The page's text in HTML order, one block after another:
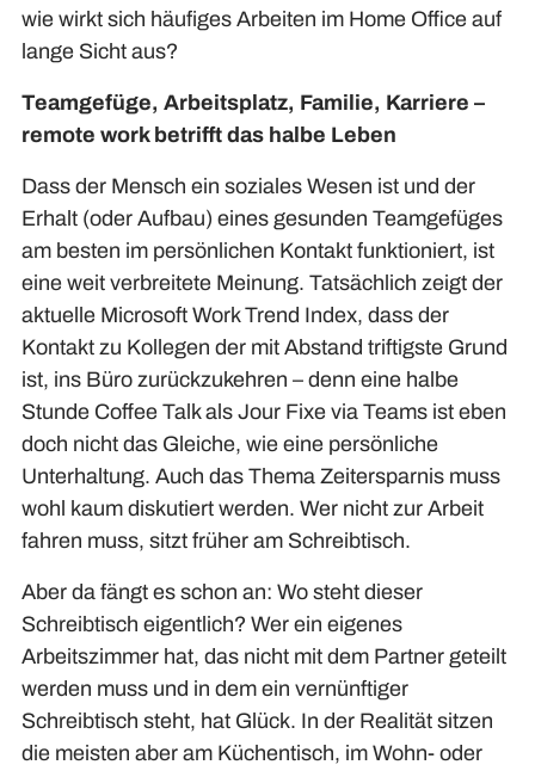
wie wirkt sich häufiges Arbeiten im Home Office auf
lange Sicht aus?
Teamgefüge, Arbeitsplatz, Familie, Karriere –
remote work betrifft das halbe Leben
Dass der Mensch ein soziales Wesen ist und der
Erhalt (oder Aufbau) eines gesunden Teamgefüges
am besten im persönlichen Kontakt funktioniert, ist
eine weit verbreitete Meinung. Tatsächlich zeigt der
aktuelle Microsoft Work Trend Index, dass der
Kontakt zu Kollegen der mit Abstand triftigste Grund
ist, ins Büro zurückzukehren – denn eine halbe
Stunde Coffee Talk als Jour Fixe via Teams ist eben
doch nicht das Gleiche, wie eine persönliche
Unterhaltung. Auch das Thema Zeitersparnis muss
wohl kaum diskutiert werden. Wer nicht zur Arbeit
fahren muss, sitzt früher am Schreibtisch.
Aber da fängt es schon an: Wo steht dieser
Schreibtisch eigentlich? Wer ein eigenes
Arbeitszimmer hat, das nicht mit dem Partner geteilt
werden muss und in dem ein vernünftiger
Schreibtisch steht, hat Glück. In der Realität sitzen
die meisten aber am Küchentisch, im Wohn- oder